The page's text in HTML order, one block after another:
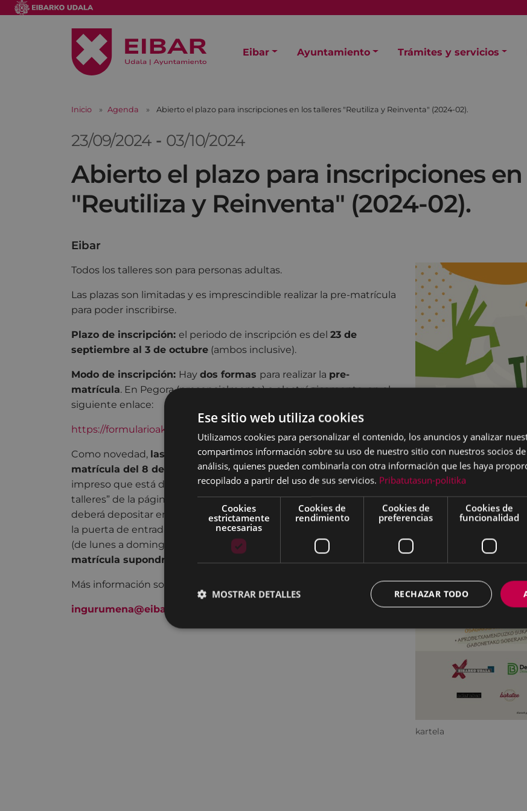
Eibar Ayuntamiento Trámites y servicios
Inicio Agenda Abierto el plazo para inscripciones en los talleres "Reutiliza y Reinventa" (2024-02).
23/09/2024 - 03/10/2024
Abierto el plazo para inscripciones
"Reutiliza y Reinventa" (2024-02).
Eibar
kartela
Todos los talleres son para personas adultas.
Las plazas son limitadas y es imprescindible realizar la pre-matrícula
para poder inscribirse.
Plazo de inscripción: el periodo de inscripción es del 23 de
septiembre al 3 de octubre (ambos inclusive).
Modo de inscripción: Hay dos formas para realizar la pre-
matrícula. En Pegora (presencialmente) o electrónicamente, en el
siguiente enlace:
https://formularioak.eibar.eus/es/berrerabilietaberrasmatu2024-02
Como novedad, las personas admitidas formalizarán la
matrícula del 8 de octubre al 15 de octubre, rellenando el
impreso que está disponible en el apartado “Cursos, concursos y
talleres” de la página web del Ayuntamiento. La matrícula se
deberá depositar en el buzón que se encuentra situado al lado de
la puerta de entrada a Pegora, Oficina de Servicio a la Ciudadanía
(de lunes a domingo de 7:30 a 21:30).
La no presentación de la
matrícula supondrá la pérdida de la plaza.
Más información sobre los talleres “Reutiliza y Reinventa”
ingurumena@eibar.eus
Ese sitio web utiliza cookies
Utilizamos cookies para personalizar el contenido, los anuncios y analizar
compartimos información sobre su uso de nuestro sitio con nuestros socios
análisis, quienes pueden combinarla con otra información que les haya
recopilado a partir del uso de sus servicios. Pribatutasun-politika
Cookies
estrictamente
necesarias
Cookies de
rendimiento
Cookies de
preferencias
Cookies de
funcionalidad
RECHAZAR TODO
MOSTRAR DETALLES